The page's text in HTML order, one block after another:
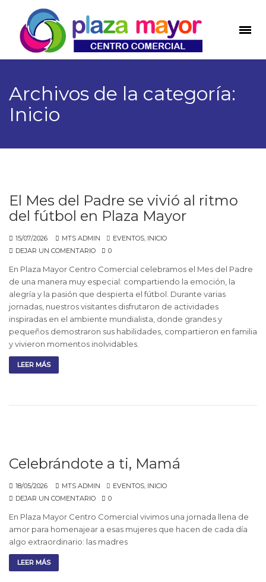
Archivos de la categoría:
Inicio
El Mes del Padre se vivió al ritmo
del fútbol en Plaza Mayor
15/07/2026 MTS ADMIN EVENTOS, INICIO
DEJAR UN COMENTARIO
0
En Plaza Mayor Centro Comercial celebramos el Mes del Padre
de una manera muy especial: compartiendo la emoción, la
alegría y la pasión que despierta el fútbol. Durante varias
jornadas, nuestros visitantes disfrutaron de actividades
inspiradas en el ambiente mundialista, donde grandes y
pequeños demostraron sus habilidades, compartieron en familia
y vivieron momentos inolvidables.
LEER MÁS
Celebrándote a ti, Mamá
18/05/2026 MTS ADMIN EVENTOS, INICIO
DEJAR UN COMENTARIO
0
En Plaza Mayor Centro Comercial vivimos una jornada llena de
amor para homenajear a esas mujeres que hacen de cada día
algo extraordinario: las madres
LEER MÁS